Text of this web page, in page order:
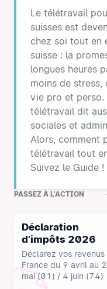
Le télétravail
suisses est
chez soi tout en
suisse : la
longues heures
moins de stress,
vie pro et
télétravail dit
sociales et
Alors, comment
télétravail tout
Suivez le Guide !
PASSEZ À L'ACTION
Déclaration
d’impôts 2026
Déclarez vos revenus
France du 9 avril au
mai (01) / 4 juin (74)